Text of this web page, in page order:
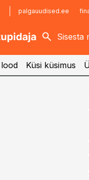
palgauudised.ee
Küsi küsimus